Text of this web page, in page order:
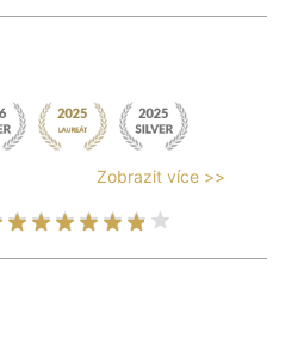
Zobrazit více >>